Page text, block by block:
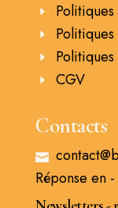
CGV
Contacts
Réponse en